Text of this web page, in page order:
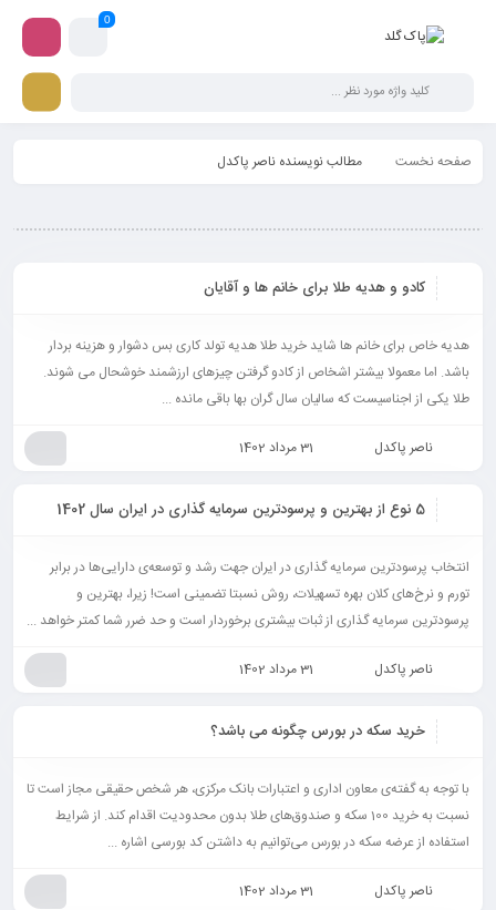
0
صفحه نخست مطالب نویسنده ناصر پاکدل
کادو و هدیه طلا برای خانم ها و آقایان
هدیه خاص برای خانم ها شاید خرید طلا هدیه تولد کاری بس دشوار و هزینه بردار
باشد. اما معمولا بیشتر اشخاص از کادو گرفتن چیزهای ارزشمند خوشحال می شوند.
طلا یکی از اجناسیست که سالیان سال گران بها باقی مانده ...
ناصر پاکدل 31 مرداد 1402
5 نوع از بهترین و پرسودترین سرمایه گذاری در ایران سال 1402
انتخاب پرسودترین سرمایه گذاری در ایران جهت رشد و توسعه‌ی دارایی‌ها در برابر
تورم و نرخ‌های کلان بهره تسهیلات، روش نسبتا تضمینی است! زیرا، بهترین و
پرسودترین سرمایه گذاری از ثبات بیشتری برخوردار است و حد ضرر شما کمتر خواهد ...
ناصر پاکدل 31 مرداد 1402
خرید سکه در بورس چگونه می باشد؟
با توجه به گفته‌ی معاون اداری و اعتبارات بانک مرکزی، هر شخص حقیقی مجاز است تا
نسبت به خرید 100 سکه و صندوق‌های طلا بدون محدودیت اقدام کند. از شرایط
استفاده از عرضه سکه در بورس می‌توانیم به داشتن کد بورسی اشاره ...
ناصر پاکدل 31 مرداد 1402